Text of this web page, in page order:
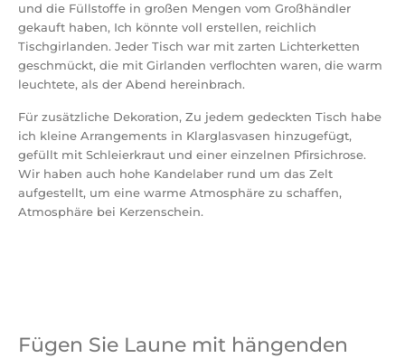
und die Füllstoffe in großen Mengen vom Großhändler
gekauft haben, Ich könnte voll erstellen, reichlich
Tischgirlanden. Jeder Tisch war mit zarten Lichterketten
geschmückt, die mit Girlanden verflochten waren, die warm
leuchtete, als der Abend hereinbrach.
Für zusätzliche Dekoration, Zu jedem gedeckten Tisch habe
ich kleine Arrangements in Klarglasvasen hinzugefügt,
gefüllt mit Schleierkraut und einer einzelnen Pfirsichrose.
Wir haben auch hohe Kandelaber rund um das Zelt
aufgestellt, um eine warme Atmosphäre zu schaffen,
Atmosphäre bei Kerzenschein.
Fügen Sie Laune mit hängenden